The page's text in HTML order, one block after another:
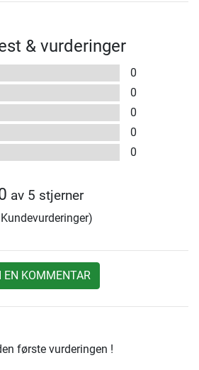
& vurderinger
0
0
0
0
0
av 5 stjerner
EN KOMMENTAR
første vurderingen !